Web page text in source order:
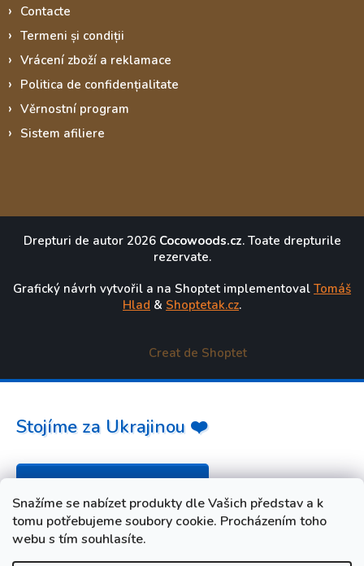
Snažíme se nabízet produkty dle Vašich představ a k
tomu potřebujeme soubory cookie. Procházením toho
webu s tím souhlasíte.
Contacte
Termeni și condiții
Vrácení zboží a reklamace
Politica de confidențialitate
Věrnostní program
Sistem afiliere
Drepturi de autor 2026 Cocowoods.cz. Toate drepturile
rezervate.
Grafický návrh vytvořil a na Shoptet implementoval Tomáš
Hlad & Shoptetak.cz.
Creat de Shoptet
Stojíme za Ukrajinou ❤️